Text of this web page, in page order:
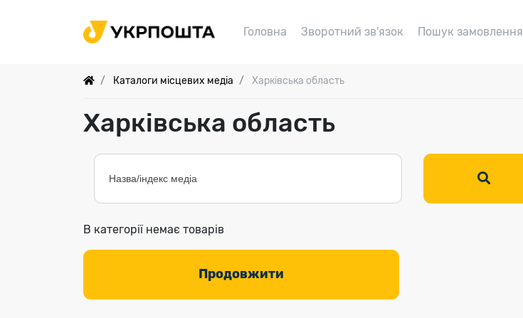
Головна Зворотний зв'язок Пошук замовлення
Каталоги місцевих медіа Харківська область
Харківська область
В категорії немає товарів
Продовжити